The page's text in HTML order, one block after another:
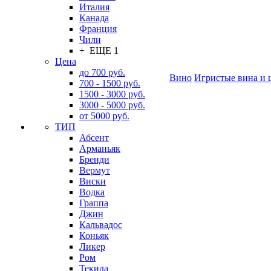
Италия
Канада
Франция
Чили
+ ЕЩЕ 1
Цена
до 700 руб.
700 - 1500 руб.
1500 - 3000 руб.
3000 - 5000 руб.
от 5000 руб.
ТИП
Абсент
Арманьяк
Бренди
Вермут
Виски
Водка
Граппа
Джин
Кальвадос
Коньяк
Ликер
Ром
Текила
Вино Игристые вина и